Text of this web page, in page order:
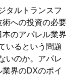
タルトランスフ
術への投資の必要
のアパレル業界
いるという問題
いのか。アパレ
界のDXのポイ